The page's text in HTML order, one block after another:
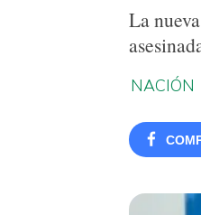
La
NACIÓN